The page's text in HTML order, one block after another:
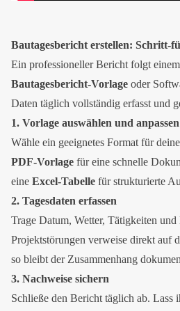
Bautagesbericht erstellen: Schritt-
Ein professioneller Bericht folgt
Bautagesbericht-Vorlage oder
Daten täglich vollständig erfasst und
1. Vorlage auswählen und anpassen
Wähle ein geeignetes Format für
PDF-Vorlage für eine schnelle
eine Excel-Tabelle für strukturierte
2. Tagesdaten erfassen
Trage Datum, Wetter, Tätigkeiten
Projektstörungen verweise direkt auf
so bleibt der Zusammenhang
3. Nachweise sichern
Schließe den Bericht täglich ab. Lass